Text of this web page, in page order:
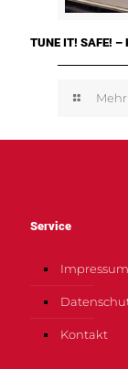
TUNE IT! SAFE!
Service
Impressum
Kontakt